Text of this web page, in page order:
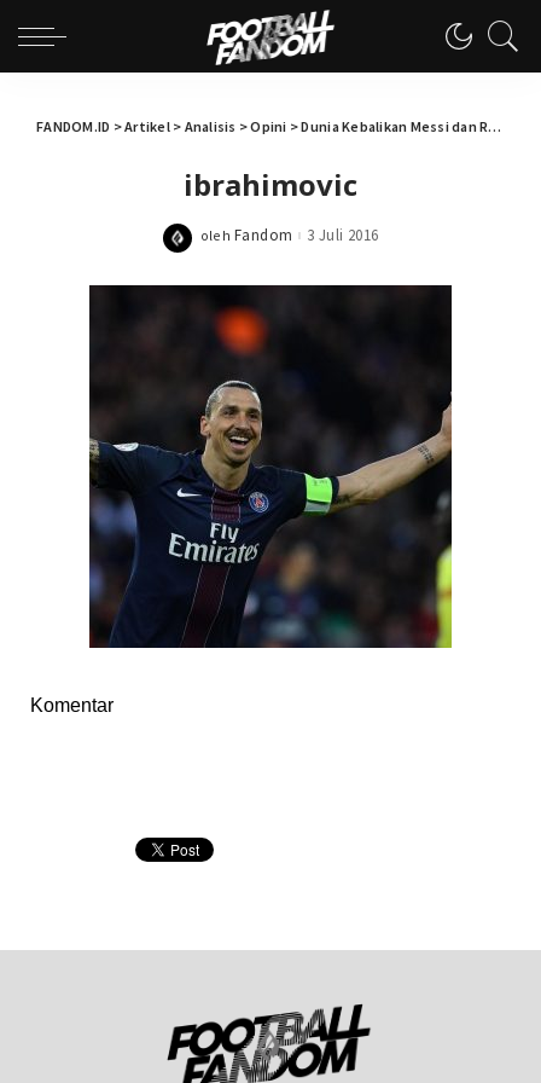
FANDOM.ID >Artikel> Analisis >Opini >Dunia Kebalikan Messi dan Ronaldo
ibrahimovic
Posted
oleh Fandom 3 Juli 2016
Komentar